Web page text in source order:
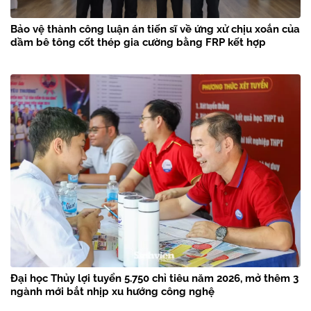
Bảo vệ thành công luận án tiến sĩ về ứng xử chịu xoắn của
dầm bê tông cốt thép gia cường bằng FRP kết hợp
Đại học Thủy lợi tuyển 5.750 chỉ tiêu năm 2026, mở thêm 3
ngành mới bắt nhịp xu hướng công nghệ